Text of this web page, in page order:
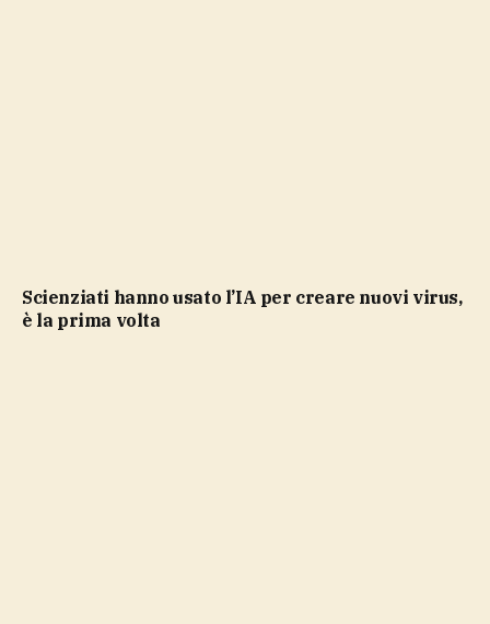
Scienziati hanno usato l’IA per creare nuovi virus,
è la prima volta